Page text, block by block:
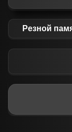
Резной